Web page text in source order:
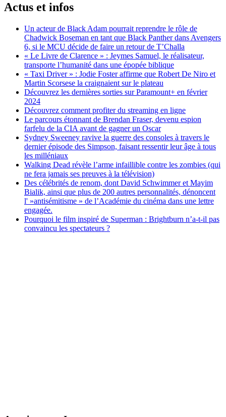
Actus et infos
Un acteur de Black Adam pourrait reprendre le rôle de
Chadwick Boseman en tant que Black Panther dans Avengers
6, si le MCU décide de faire un retour de T’Challa
« Le Livre de Clarence » : Jeymes Samuel, le réalisateur,
transporte l’humanité dans une épopée biblique
« Taxi Driver » : Jodie Foster affirme que Robert De Niro et
Martin Scorsese la craignaient sur le plateau
Découvrez les dernières sorties sur Paramount+ en février
2024
Découvrez comment profiter du streaming en ligne
Le parcours étonnant de Brendan Fraser, devenu espion
farfelu de la CIA avant de gagner un Oscar
Sydney Sweeney ravive la guerre des consoles à travers le
dernier épisode des Simpson, faisant ressentir leur âge à tous
les milléniaux
Walking Dead révèle l’arme infaillible contre les zombies (qui
ne fera jamais ses preuves à la télévision)
Des célébrités de renom, dont David Schwimmer et Mayim
Bialik, ainsi que plus de 200 autres personnalités, dénoncent
l' »antisémitisme » de l’Académie du cinéma dans une lettre
engagée.
Pourquoi le film inspiré de Superman : Brightburn n’a-t-il pas
convaincu les spectateurs ?